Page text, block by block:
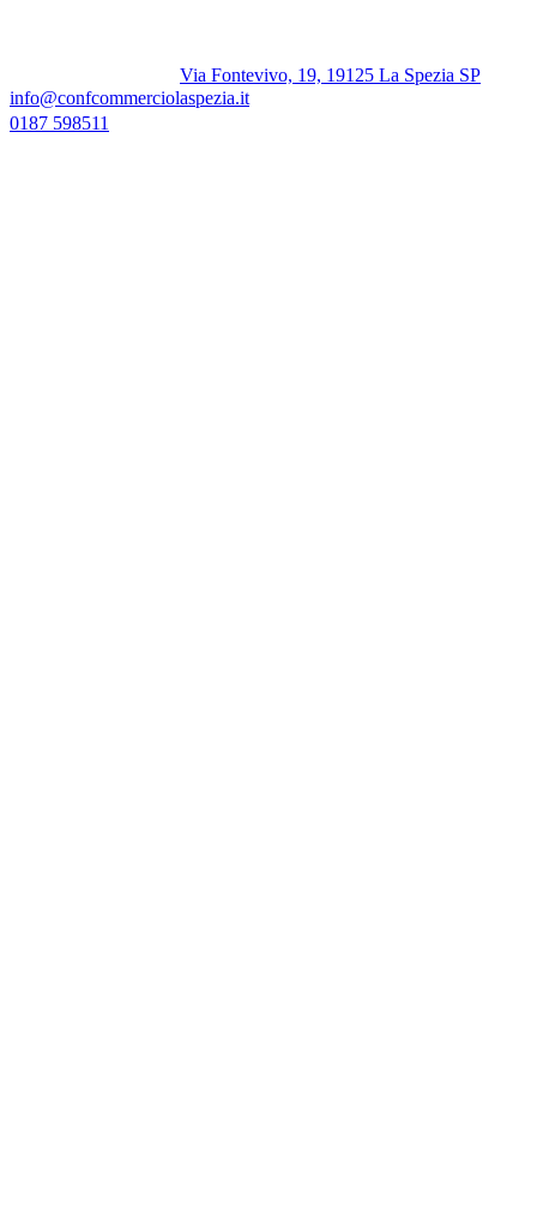
Via Fontevivo, 19, 19125 La Spezia SP
info@confcommerciolaspezia.it
0187 598511